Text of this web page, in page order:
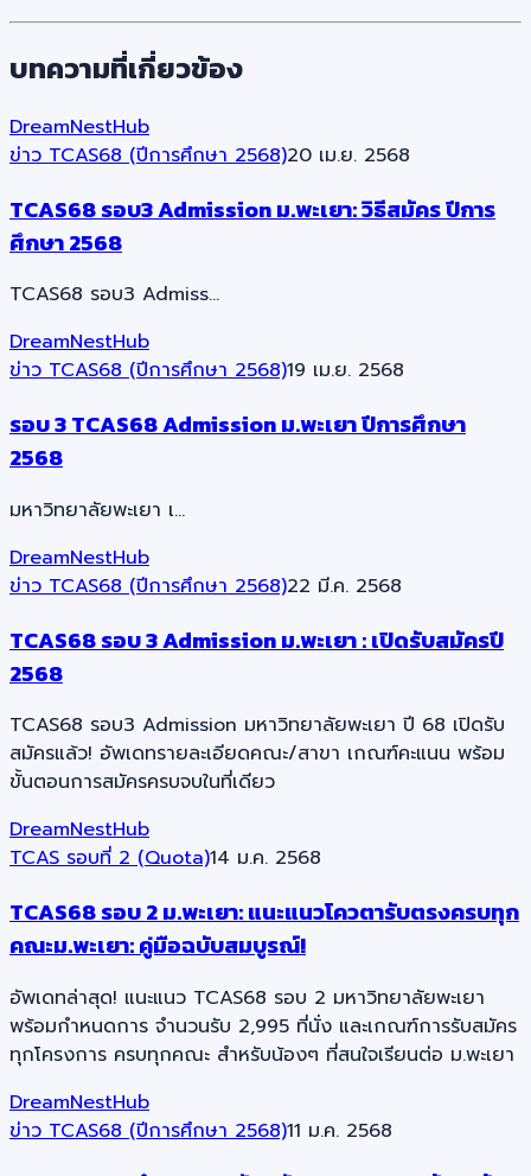
บทความที่เกี่ยวข้อง
DreamNestHub
ข่าว TCAS68 (ปีการศึกษา 2568)20 เม.ย. 2568
TCAS68 รอบ3 Admission ม.พะเยา: วิธีสมัคร ปีการ
ศึกษา 2568
TCAS68 รอบ3 Admiss…
DreamNestHub
ข่าว TCAS68 (ปีการศึกษา 2568)19 เม.ย. 2568
รอบ 3 TCAS68 Admission ม.พะเยา ปีการศึกษา
2568
มหาวิทยาลัยพะเยา เ…
DreamNestHub
ข่าว TCAS68 (ปีการศึกษา 2568)22 มี.ค. 2568
TCAS68 รอบ 3 Admission ม.พะเยา : เปิดรับสมัครปี
2568
TCAS68 รอบ3 Admission มหาวิทยาลัยพะเยา ปี 68 เปิดรับ
สมัครแล้ว! อัพเดทรายละเอียดคณะ/สาขา เกณฑ์คะแนน พร้อม
ขั้นตอนการสมัครครบจบในที่เดียว
DreamNestHub
TCAS รอบที่ 2 (Quota)14 ม.ค. 2568
TCAS68 รอบ 2 ม.พะเยา: แนะแนวโควตารับตรงครบทุก
คณะม.พะเยา: คู่มือฉบับสมบูรณ์!
อัพเดทล่าสุด! แนะแนว TCAS68 รอบ 2 มหาวิทยาลัยพะเยา
พร้อมกำหนดการ จำนวนรับ 2,995 ที่นั่ง และเกณฑ์การรับสมัคร
ทุกโครงการ ครบทุกคณะ สำหรับน้องๆ ที่สนใจเรียนต่อ ม.พะเยา
DreamNestHub
ข่าว TCAS68 (ปีการศึกษา 2568)11 ม.ค. 2568